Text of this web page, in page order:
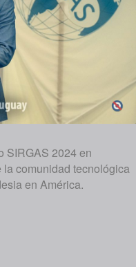
SIRGAS 2024 en
comunidad tecnológica
en América.